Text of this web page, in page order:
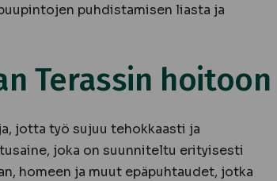
puhdistamisen liasta ja
Terassin hoitoon
jotta työ sujuu tehokkaasti ja
joka on suunniteltu erityisesti
homeen ja muut epäpuhtaudet, jotka